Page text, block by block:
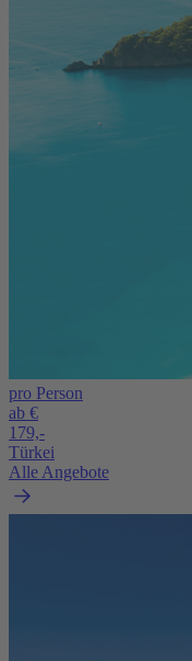
pro Person
ab €
179,-
Türkei
Alle Angebote